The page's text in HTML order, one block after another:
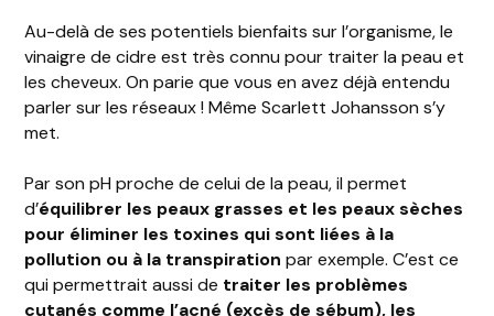
Au-delà de ses potentiels bienfaits sur l’organisme, le
vinaigre de cidre est très connu pour traiter la peau et
les cheveux. On parie que vous en avez déjà entendu
parler sur les réseaux ! Même Scarlett Johansson s’y
met.
Par son pH proche de celui de la peau, il permet
d’équilibrer les peaux grasses et les peaux sèches
pour éliminer les toxines qui sont liées à la
pollution ou à la transpiration par exemple. C’est ce
qui permettrait aussi de traiter les problèmes
cutanés comme l’acné (excès de sébum), les